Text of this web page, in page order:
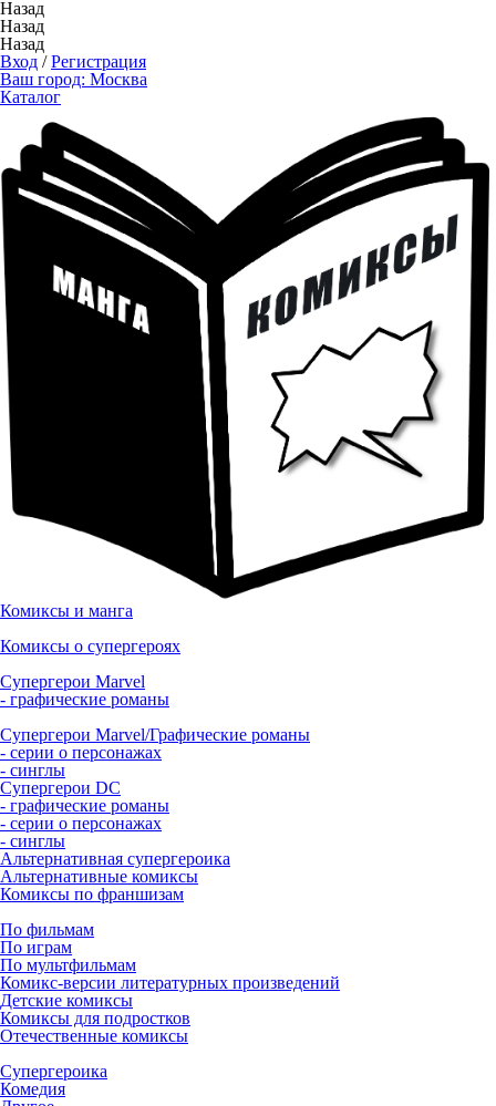
Назад
Назад
Назад
Вход /Регистрация
Ваш город: Москва
Каталог
Комиксы и манга
Комиксы о супергероях
Супергерои Marvel
- графические романы
Супергерои Marvel/Графические романы
- серии о персонажах
- синглы
Супергерои DC
- графические романы
- серии о персонажах
- синглы
Альтернативная супергероика
Альтернативные комиксы
Комиксы по франшизам
По фильмам
По играм
По мультфильмам
Комикс-версии литературных произведений
Детские комиксы
Комиксы для подростков
Отечественные комиксы
Супергероика
Комедия